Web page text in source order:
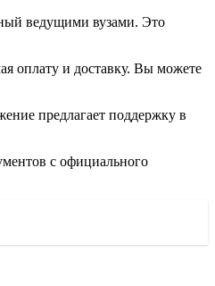
ведущими вузами. Это
оплату и доставку. Вы можете
предлагает поддержку в
с официального